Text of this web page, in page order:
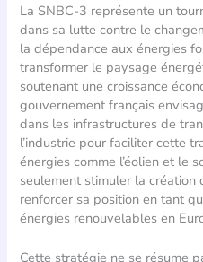
La SNBC-3 représente un
dans sa lutte contre le
la dépendance aux énergies
transformer le paysage
soutenant une croissance
gouvernement français
dans les infrastructures de
l’industrie pour faciliter cette
énergies comme l’éolien et le
seulement stimuler la création
renforcer sa position en tant
énergies renouvelables en
Cette stratégie ne se résume